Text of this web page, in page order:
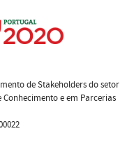
de Stakeholders do setor
e em Parcerias